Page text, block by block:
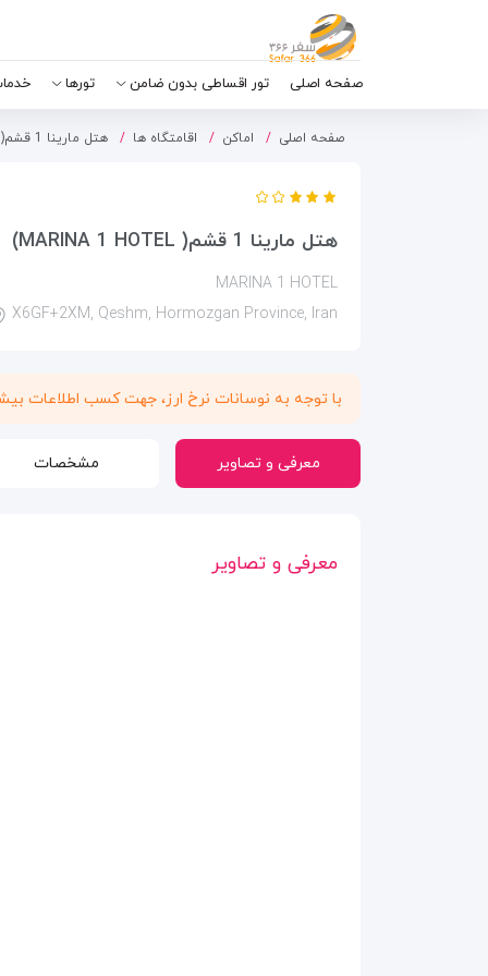
صفحه اصلی تور اقساطی بدون ضامن تورها
صفحه اصلی اماکن اقامتگاه ها هتل مارینا 1 قشم( Marina 1 Hotel)
هتل مارینا 1 قشم( MARINA 1 HOTEL)
MARINA 1 HOTEL
X6GF+2XM, Qeshm, Hormozgan Province, Iran
با توجه به نوسانات نرخ ارز، جهت کسب اطلاعات
معرفی و تصاویر مشخصات
معرفی و تصاویر